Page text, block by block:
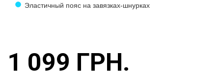
Эластичный пояс на завязках-шнурках
1 099 ГРН.